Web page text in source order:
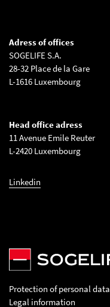
Adress of offices
SOGELIFE S.A.
28-32 Place de la Gare
L-1616 Luxembourg
Head office adress
11 Avenue Emile Reuter
L-2420 Luxembourg
Linkedin
Protection of personal data
Legal information